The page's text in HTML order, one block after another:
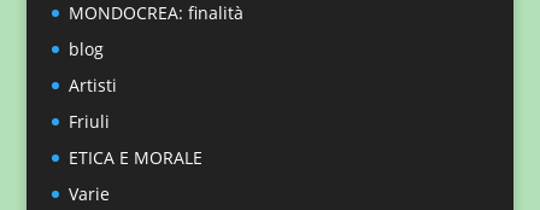
MONDOCREA: finalità
blog
Artisti
Friuli
ETICA E MORALE
Varie